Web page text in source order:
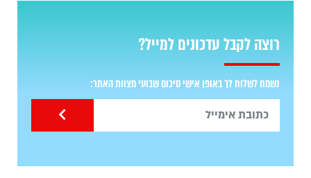
רוצה לקבל עדכונים למייל?
נשמח לשלוח לך באופן אישי סיכום שבועי מצוות האתר: